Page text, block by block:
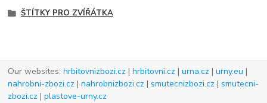
ŠTÍTKY PRO ZVÍŘÁTKA
Our websites:hrbitovnizbozi.cz |hrbitovni.cz |urna.cz |urny.eu |
nahrobni-zbozi.cz |nahrobnizbozi.cz |smutecnizbozi.cz |smutecni-
zbozi.cz |plastove-urny.cz